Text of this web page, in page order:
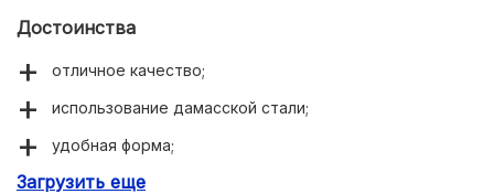
Достоинства
отличное качество;
использование дамасской стали;
удобная форма;
цена несколько ниже, чем у других моделей.
Загрузить еще